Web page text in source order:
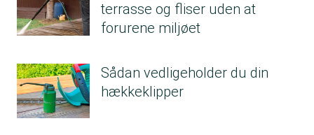
terrasse og fliser uden at
forurene miljøet
Sådan vedligeholder du din
hækkeklipper